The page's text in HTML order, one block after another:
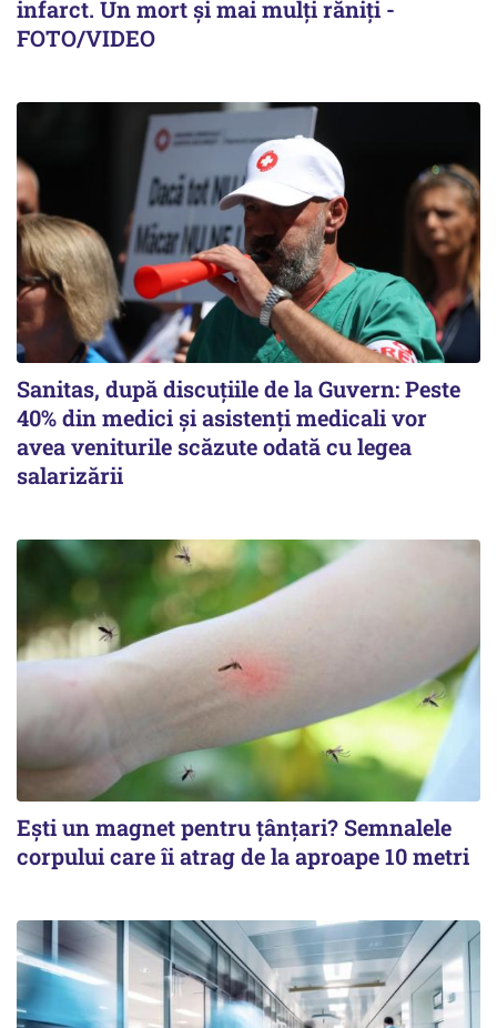
infarct. Un mort și mai mulți răniți -
FOTO/VIDEO
Sanitas, după discuțiile de la Guvern: Peste
40% din medici și asistenți medicali vor
avea veniturile scăzute odată cu legea
salarizării
Ești un magnet pentru țânțari? Semnalele
corpului care îi atrag de la aproape 10 metri